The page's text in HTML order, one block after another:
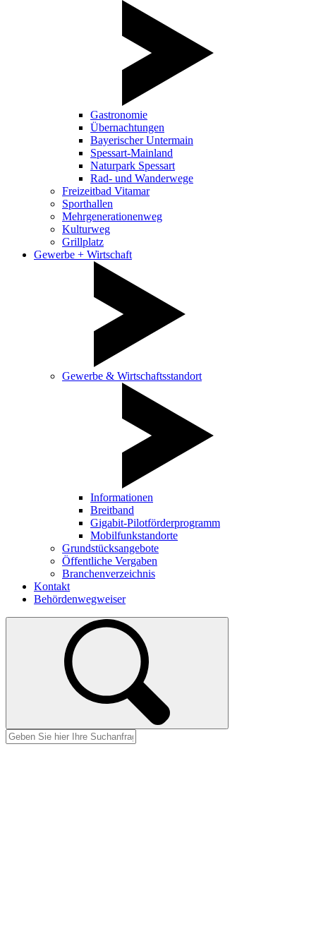
Gastronomie
Übernachtungen
Bayerischer Untermain
Spessart-Mainland
Naturpark Spessart
Rad- und Wanderwege
Freizeitbad Vitamar
Sporthallen
Mehrgenerationenweg
Kulturweg
Grillplatz
Gewerbe + Wirtschaft
Gewerbe & Wirtschaftsstandort
Informationen
Breitband
Gigabit-Pilotförderprogramm
Mobilfunkstandorte
Grundstücksangebote
Öffentliche Vergaben
Branchenverzeichnis
Kontakt
Behördenwegweiser